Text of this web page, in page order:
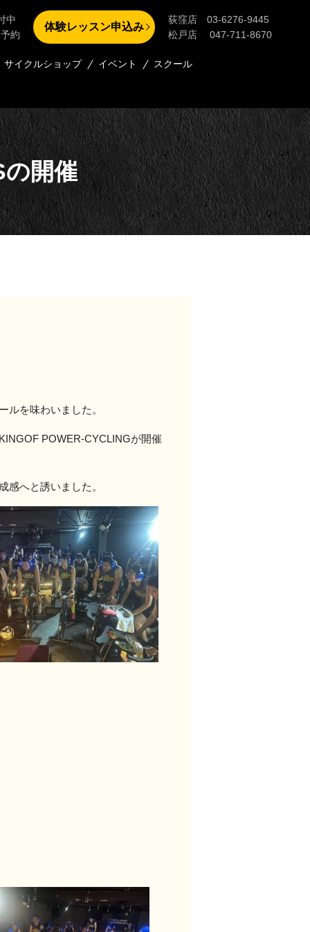
サイクルショップ イベント スクール
中
約
体験レッスン申込み
荻窪店 03-6276-9445
松戸店 047-711-8670
開催
ールを味わいました。
POWER-CYCLINGが開催
感へと誘いました。